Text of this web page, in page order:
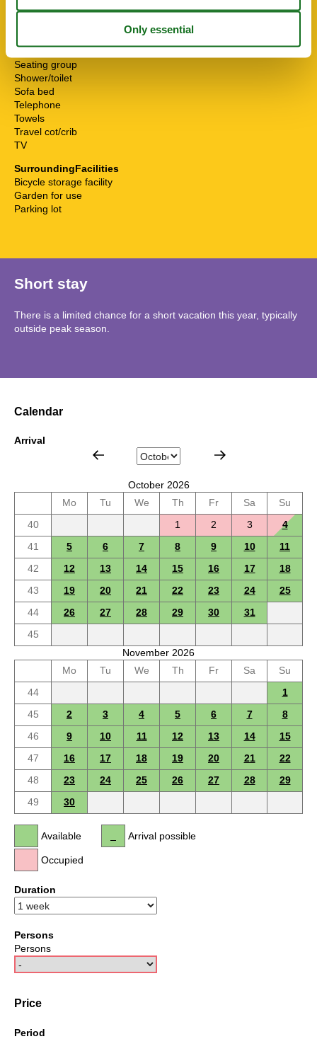
Mountain view
Running water
Seating group
Shower/toilet
Sofa bed
Telephone
Towels
Travel cot/crib
TV
SurroundingFacilities
Bicycle storage facility
Garden for use
Parking lot
Short stay
There is a limited chance for a short vacation this year, typically
outside peak season.
Calendar
Arrival
October 2026
Mo
Tu We Th Fr Sa
Su
40
1 2 3
4
41
5 6 7 8 9 10
11
42
12 13 14 15 16 17
18
43
19 20 21 22 23 24
25
44
26 27 28 29 30
31
45
November 2026
Mo
Tu We Th Fr Sa
Su
44
1
45
2 3 4 5 6 7
8
46
9 10 11 12 13 14
15
47
16 17 18 19 20 21
22
48
23 24 25 26 27 28
29
49
30
Available
Occupied
Arrival possible
Duration
Persons
Persons
Price
Period